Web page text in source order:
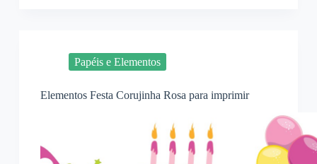
Papéis e Elementos
Elementos Festa Corujinha Rosa para imprimir